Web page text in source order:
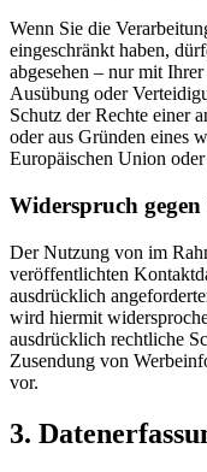
Wenn Sie die
eingeschränkt haben,
abgesehen – nur mit
Ausübung oder
Schutz der Rechte einer
oder aus Gründen eines
Europäischen Union
Widerspruch
Der Nutzung von im
veröffentlichten
ausdrücklich
wird hiermit
ausdrücklich rechtliche
Zusendung von
vor.
3.